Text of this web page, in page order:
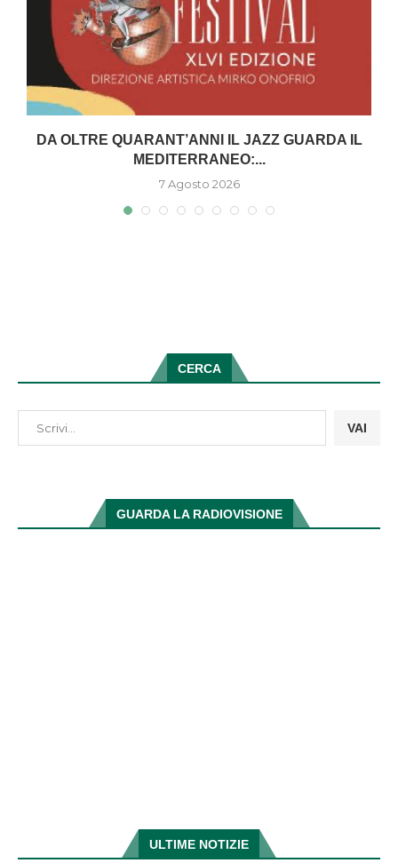
DA OLTRE QUARANT’ANNI IL JAZZ GUARDA IL
MEDITERRANEO:...
7 Agosto 2026
CERCA
VAI
GUARDA LA RADIOVISIONE
ULTIME NOTIZIE